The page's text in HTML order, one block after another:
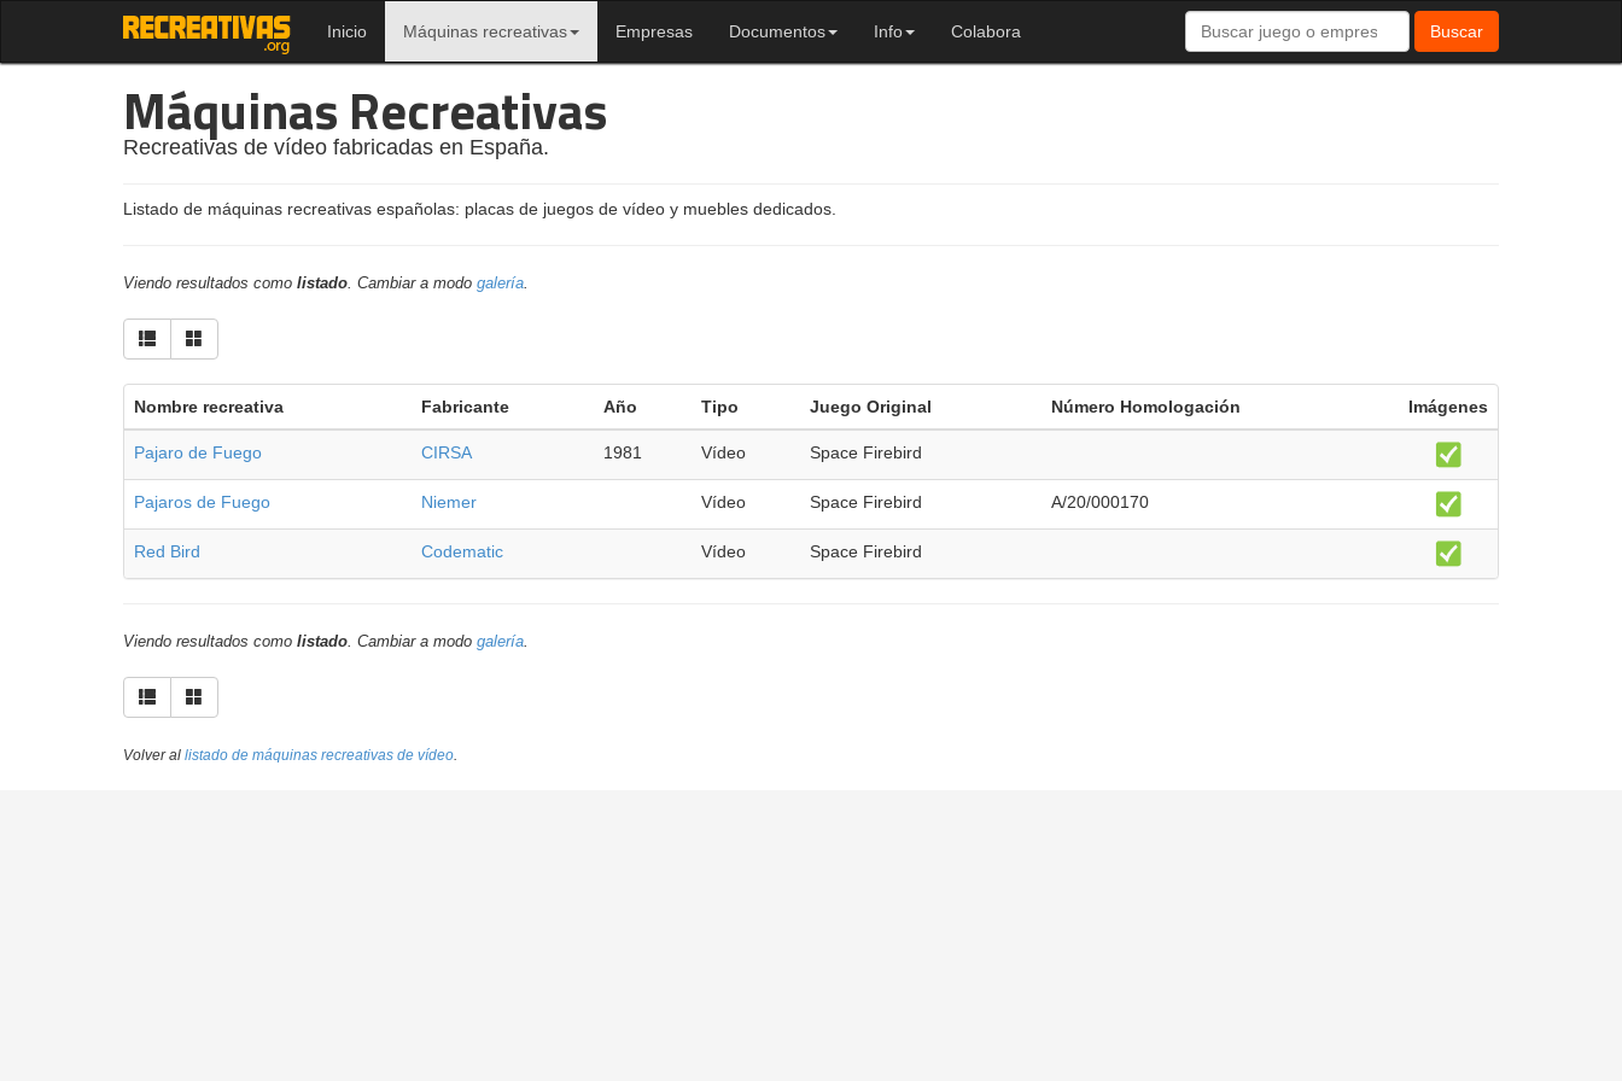
Inicio Máquinas recreativas Empresas Documentos Info Colabora Buscar
Máquinas Recreativas
Recreativas de vídeo fabricadas en España.
Listado de máquinas recreativas españolas: placas de juegos de vídeo y muebles dedicados.
Viendo resultados como listado. Cambiar a modo galería.
Nombre recreativa Fabricante Año Tipo Juego Original Número Homologación Imágenes
Pajaro de Fuego CIRSA 1981 Vídeo Space Firebird
Pajaros de Fuego Niemer Vídeo Space Firebird A/20/000170
Red Bird Codematic Vídeo Space Firebird
Viendo resultados como listado. Cambiar a modo galería.
Volver al listado de máquinas recreativas de vídeo.